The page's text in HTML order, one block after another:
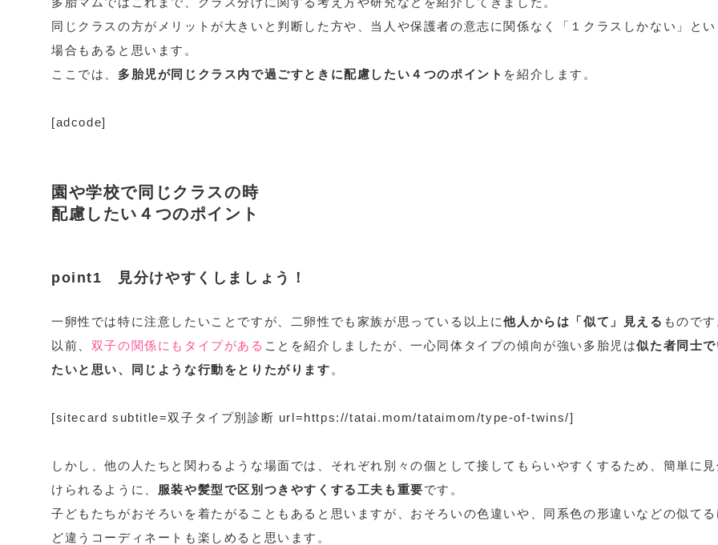
同じクラスの方がメリットが大きいと判断した方や、当人や保護者の意志に関係なく「１クラスしかない」とい
場合もあると思います。
ここでは、 多胎児が同じクラス内で過ごすときに配慮したい４つのポイント を紹介します。
[adcode]
園や学校で同じクラスの時
配慮したい４つのポイント
point1 見分けやすくしましょう！
一卵性では特に注意したいことですが、二卵性でも家族が思っている以上に他人からは「似て」見える ものです
以前、 双子の関係にもタイプがある ことを紹介しましたが、一心同体タイプの傾向が強い多胎児は似た者同士で
たいと思い、同じような行動をとりたがります 。
[sitecard subtitle=双子タイプ別診断 url=https://tatai.mom/tataimom/type-of-twins/]
しかし、他の人たちと関わるような場面では、それぞれ別々の個として接してもらいやすくするため、簡単に見
けられるように、 服装や髪型で区別つきやすくする工夫も重要です。
子どもたちがおそろいを着たがることもあると思いますが、おそろいの色違いや、同系色の形違いなどの似てる
ど違うコーディネートも楽しめると思います。